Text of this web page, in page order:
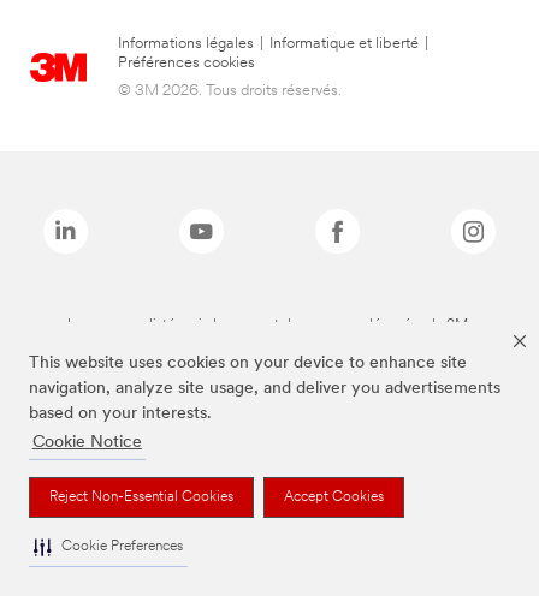
This website uses cookies on your device to enhance site
navigation, analyze site usage, and deliver you advertisements
based on your interests.
Cookie Notice
Reject Non-Essential Cookies Accept Cookies
Cookie Preferences
Informations légales Informatique et liberté
Préférences cookies
© 3M 2026. Tous droits réservés.
Les marques listées ci-dessus sont des marques déposées de 3M.